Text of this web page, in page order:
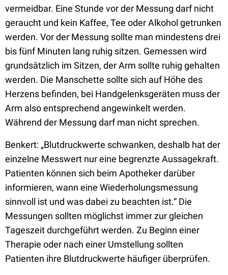
vermeidbar. Eine Stunde vor der Messung darf nicht
geraucht und kein Kaffee, Tee oder Alkohol getrunken
werden. Vor der Messung sollte man mindestens drei
bis fünf Minuten lang ruhig sitzen. Gemessen wird
grundsätzlich im Sitzen, der Arm sollte ruhig gehalten
werden. Die Manschette sollte sich auf Höhe des
Herzens befinden, bei Handgelenksgeräten muss der
Arm also entsprechend angewinkelt werden.
Während der Messung darf man nicht sprechen.
Benkert: „Blutdruckwerte schwanken, deshalb hat der
einzelne Messwert nur eine begrenzte Aussagekraft.
Patienten können sich beim Apotheker darüber
informieren, wann eine Wiederholungsmessung
sinnvoll ist und was dabei zu beachten ist.“ Die
Messungen sollten möglichst immer zur gleichen
Tageszeit durchgeführt werden. Zu Beginn einer
Therapie oder nach einer Umstellung sollten
Patienten ihre Blutdruckwerte häufiger überprüfen.